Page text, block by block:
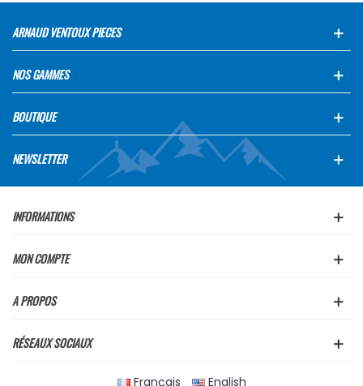
ARNAUD VENTOUX PIECES
NOS GAMMES
BOUTIQUE
NEWSLETTER
INFORMATIONS
MON COMPTE
A PROPOS
RÉSEAUX SOCIAUX
Français English